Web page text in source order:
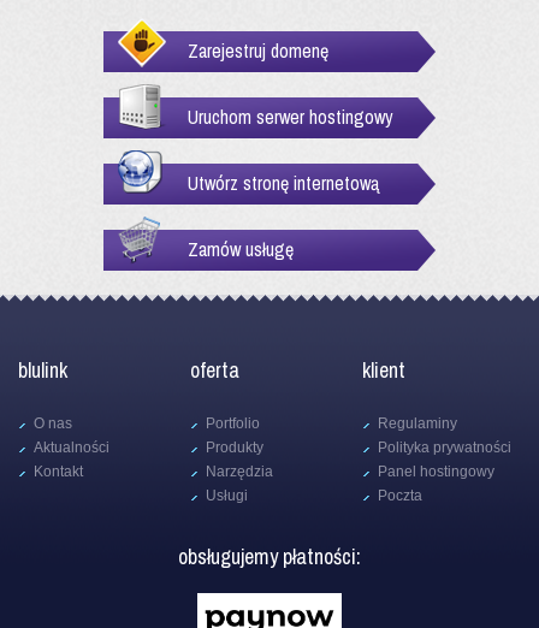
Zarejestruj domenę
Uruchom serwer hostingowy
Utwórz stronę internetową
Zamów usługę
blulink
O nas
Aktualności
Kontakt
oferta
Portfolio
Produkty
Narzędzia
Usługi
klient
Regulaminy
Polityka prywatności
Panel hostingowy
Poczta
obsługujemy płatności: